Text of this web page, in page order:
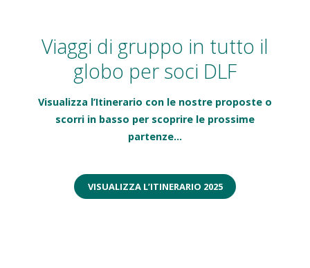
Viaggi di gruppo in tutto il
globo per soci DLF
Visualizza l’Itinerario con le nostre proposte o
scorri in basso per scoprire le prossime
partenze…
VISUALIZZA L’ITINERARIO 2025